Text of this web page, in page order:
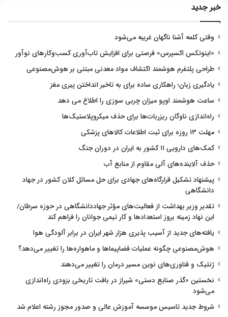
خبر جدید
وقتی کلمه آشنا ناگهان غریبه می‌شود
«اینوتکس اکسپرس» فرصتی برای افزایش تاب‌آوری کسب‌وکارهای نوآور
طراحی پلتفرم هوشمند اکتشاف مواد معدنی مبتنی بر هوش‌مصنوعی
یادگیری زبان؛ راهکاری ساده برای به تاخیر انداختن پیری مغز
ساعت هوشمند اوپو میزان چربی سوزی را اطلاع می دهد
راه‌اندازی ناوگان ریزربات‌ها برای حذف میکروپلاستیک‌ها
مهلت ۱۳ روزه برای ثبت اطلاعات کالاهای پزشکی
کمک‌های دارویی ۱۱ کشور به ایران در دوران جنگ
حذف آلاینده‌های آلی مقاوم از منابع آب
پیشنهاد تشکیل قرارگاه‌های جهادی برای حل مسائل کلان کشور در جهاد
دانشگاهی
تقدیر وزیر بهداشت از فعالیت‌های مؤثر جهاددانشگاهی در حوزه سرطان/
این نهاد زمینه بروز استعدادها و کار تیمی جوانان را فراهم کند
یافته‌های جدید از آسیب پذیری هزار شهر ایران در برابر آلودگی هوا
هوش‌مصنوعی چگونه عملیات فضاپیماها و ماهواره‌ها را تغییر می‌دهد؟
ژنتیک و فناوری‌های نوین مسیر درمان را تغییر می‌دهند
نخستین «گذر صنایع دستی» شیراز در بافت تاریخی بزودی راه‌اندازی
می‌شود
شروط جدید تاسیس موسسه آموزش عالی و صدور مجوز رشته اعلام شد